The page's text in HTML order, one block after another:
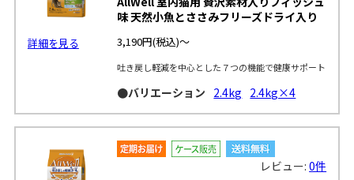
詳細を見る
味 天然小魚とささみフリーズドライ入り
3,190円(税込)～
吐き戻し軽減を中心とした７つの機能で健康サポート
●バリエーション 2.4kg 2.4kg×4
レビュー:0件